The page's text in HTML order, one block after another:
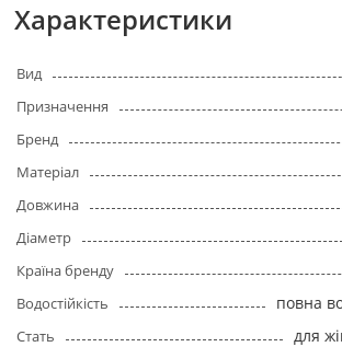
Характеристики
Вид
Призначення
Бренд
Матеріал
Довжина
Діаметр
Країна бренду
Водостійкість повна
Стать для